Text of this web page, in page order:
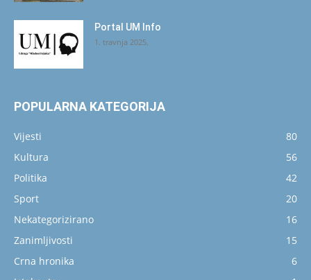
Portal UM Info
1. travnja 2025.
POPULARNA KATEGORIJA
Vijesti
80
Kultura
56
Politika
42
Sport
20
Nekategorizirano
16
Zanimljivosti
15
Crna hronika
6